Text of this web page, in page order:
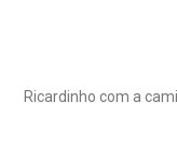
Ricardinho com a